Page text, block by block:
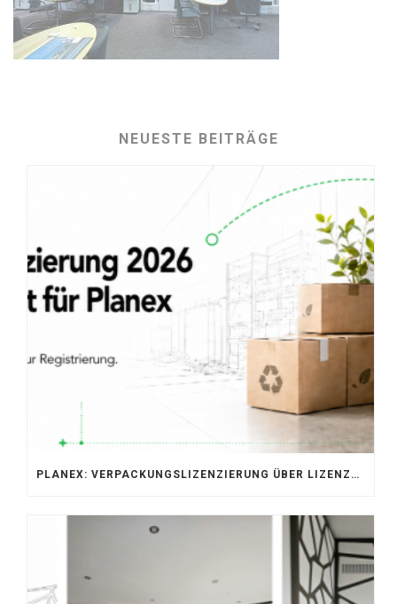
NEUESTE BEITRÄGE
PLANEX: VERPACKUNGSLIZENZIERUNG ÜBER LIZENZERO & LUCID 2026